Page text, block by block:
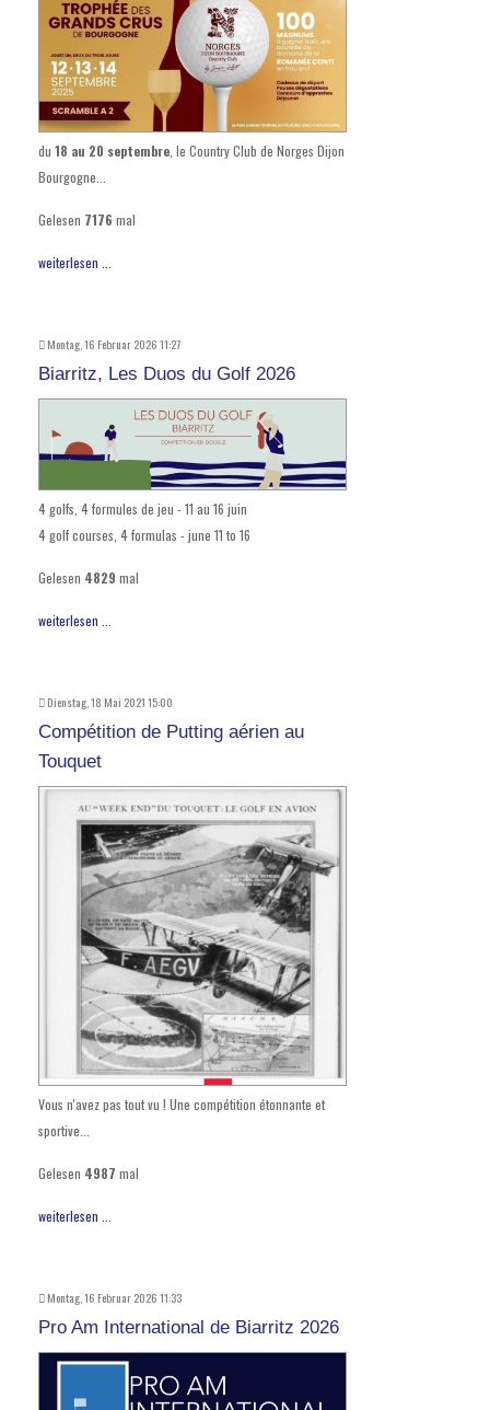
du 18 au 20 septembre , le Country Club de Norges Dijon
Bourgogne...
Gelesen 7176 mal
weiterlesen ...
Montag, 16 Februar 2026 11:27
Biarritz, Les Duos du Golf 2026
4 golfs, 4 formules de jeu - 11 au 16 juin
4 golf courses, 4 formulas - june 11 to 16
Gelesen 4829 mal
weiterlesen ...
Dienstag, 18 Mai 2021 15:00
Compétition de Putting aérien au
Touquet
Vous n'avez pas tout vu ! Une compétition étonnante et
sportive...
Gelesen 4987 mal
weiterlesen ...
Montag, 16 Februar 2026 11:33
Pro Am International de Biarritz 2026